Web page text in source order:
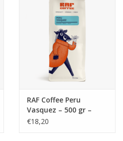
RAF Coffee Peru
Vasquez – 500 gr –
bonen (bio)
€18,20